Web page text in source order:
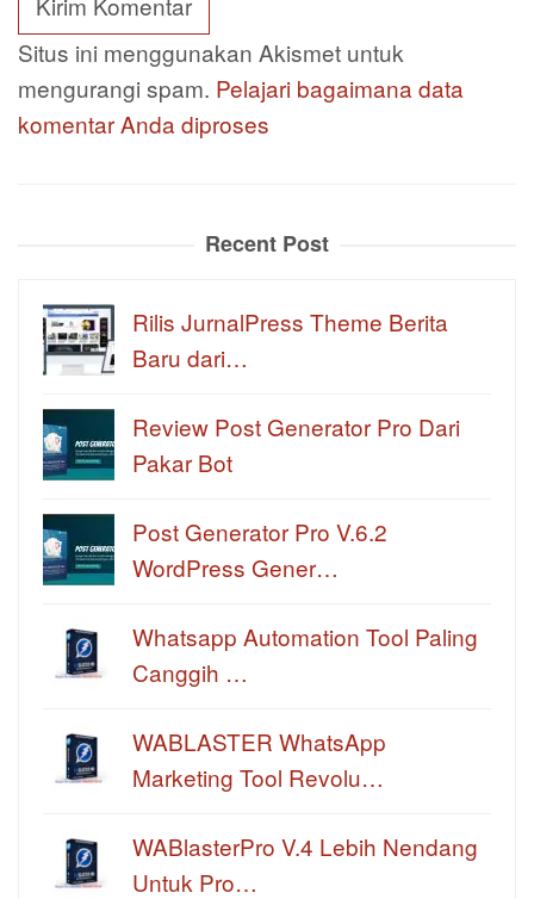
Situs ini menggunakan Akismet untuk
mengurangi spam. Pelajari bagaimana data
komentar Anda diproses
Recent Post
Rilis JurnalPress Theme Berita
Baru dari…
Review Post Generator Pro Dari
Pakar Bot
Post Generator Pro V.6.2
WordPress Gener…
Whatsapp Automation Tool Paling
Canggih …
WABLASTER WhatsApp
Marketing Tool Revolu…
WABlasterPro V.4 Lebih Nendang
Untuk Pro…